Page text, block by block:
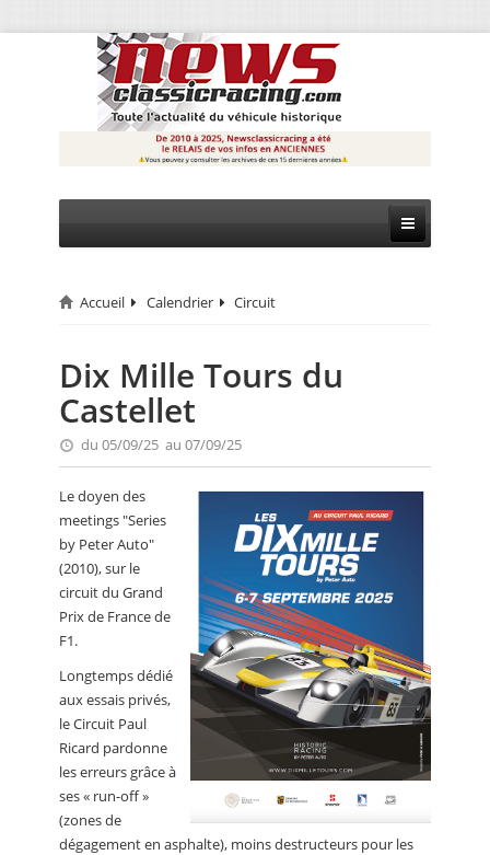
CIRCUIT
RALLYE
MONTAGNE
EVÈNEMENTS
CALENDRIER
FOCUS
VIDEO
ANNUAIRES
PETITES ANNONCES
Accueil Calendrier Circuit
Dix Mille Tours du
Castellet
du 05/09/25 au 07/09/25
Le doyen des
meetings "Series
by Peter Auto"
(2010), sur le
circuit du Grand
Prix de France de
F1.
Longtemps dédié
aux essais privés,
le Circuit Paul
Ricard pardonne
les erreurs grâce à
ses « run-off »
(zones de
dégagement en asphalte), moins destructeurs pour les